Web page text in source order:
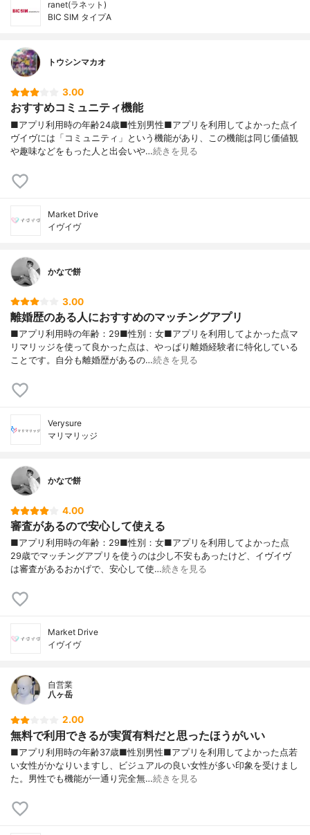
ranet(ラネット)
BIC SIM タイプA
トウシンマカオ
3.00
おすすめコミュニティ機能
■アプリ利用時の年齢24歳■性別男性■アプリを利用してよかった点イ
ヴイヴには「コミュニティ」という機能があり、この機能は同じ価値観
や趣味などをもった人と出会いや…続きを見る
Market Drive
イヴイヴ
かなで餅
3.00
離婚歴のある人におすすめのマッチングアプリ
■アプリ利用時の年齢：29■性別：女■アプリを利用してよかった点マ
リマリッジを使って良かった点は、やっぱり離婚経験者に特化している
ことです。自分も離婚歴があるの…続きを見る
Verysure
マリマリッジ
かなで餅
4.00
審査があるので安心して使える
■アプリ利用時の年齢：29■性別：女■アプリを利用してよかった点
29歳でマッチングアプリを使うのは少し不安もあったけど、イヴイヴ
は審査があるおかげで、安心して使…続きを見る
Market Drive
イヴイヴ
自営業
八ヶ岳
2.00
無料で利用できるが実質有料だと思ったほうがいい
■アプリ利用時の年齢37歳■性別男性■アプリを利用してよかった点若
い女性がかなりいますし、ビジュアルの良い女性が多い印象を受けまし
た。男性でも機能が一通り完全無…続きを見る